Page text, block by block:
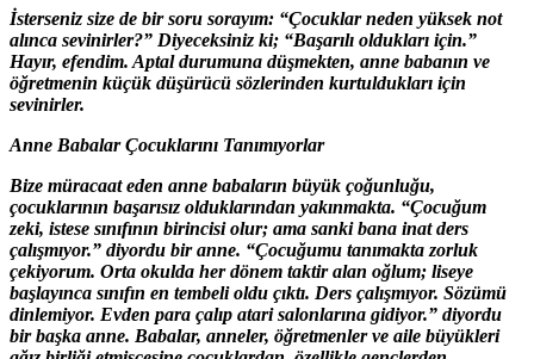
İsterseniz size de bir soru sorayım: “Çocuklar neden yüksek not
alınca sevinirler?” Diyeceksiniz ki; “Başarılı oldukları için.”
Hayır, efendim. Aptal durumuna düşmekten, anne babanın ve
öğretmenin küçük düşürücü sözlerinden kurtuldukları için
sevinirler.
Anne Babalar Çocuklarını Tanımıyorlar
Bize müracaat eden anne babaların büyük çoğunluğu,
çocuklarının başarısız olduklarından yakınmakta. “Çocuğum
zeki, istese sınıfının birincisi olur; ama sanki bana inat ders
çalışmıyor.” diyordu bir anne. “Çocuğumu tanımakta zorluk
çekiyorum. Orta okulda her dönem taktir alan oğlum; liseye
başlayınca sınıfın en tembeli oldu çıktı. Ders çalışmıyor. Sözümü
dinlemiyor. Evden para çalıp atari salonlarına gidiyor.” diyordu
bir başka anne. Babalar, anneler, öğretmenler ve aile büyükleri